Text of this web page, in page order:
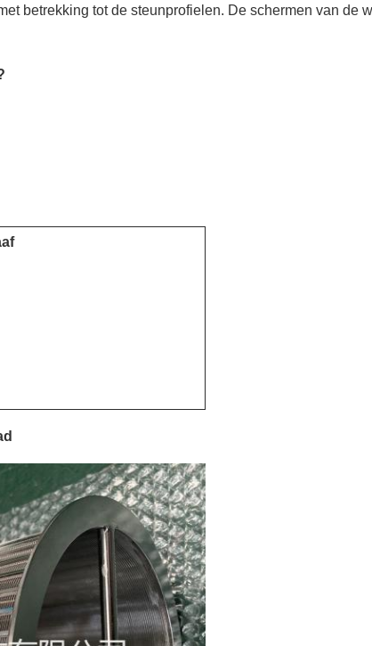
betrekking tot de steunprofielen. De schermen van de